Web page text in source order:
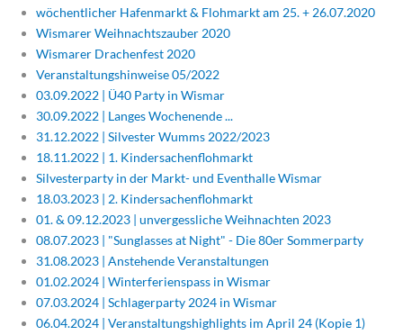
wöchentlicher Hafenmarkt & Flohmarkt am 25. + 26.07.2020
Wismarer Weihnachtszauber 2020
Wismarer Drachenfest 2020
Veranstaltungshinweise 05/2022
03.09.2022 | Ü40 Party in Wismar
30.09.2022 | Langes Wochenende ...
31.12.2022 | Silvester Wumms 2022/2023
18.11.2022 | 1. Kindersachenflohmarkt
Silvesterparty in der Markt- und Eventhalle Wismar
18.03.2023 | 2. Kindersachenflohmarkt
01. & 09.12.2023 | unvergessliche Weihnachten 2023
08.07.2023 | "Sunglasses at Night" - Die 80er Sommerparty
31.08.2023 | Anstehende Veranstaltungen
01.02.2024 | Winterferienspass in Wismar
07.03.2024 | Schlagerparty 2024 in Wismar
06.04.2024 | Veranstaltungshighlights im April 24 (Kopie 1)